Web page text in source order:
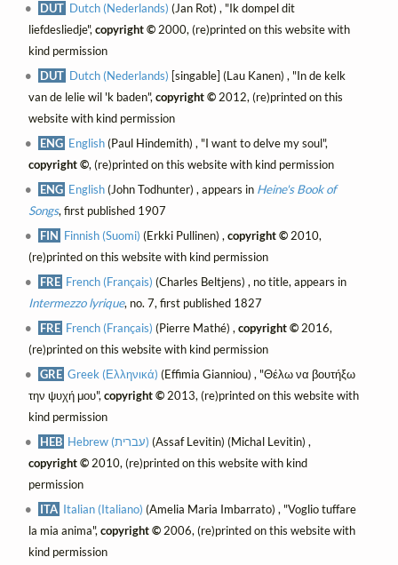
DUT Dutch (Nederlands) (Jan Rot) , "Ik dompel dit
liefdesliedje", copyright ©2000, (re)printed on this website with
kind permission
DUT Dutch (Nederlands) [singable] (Lau Kanen) , "In de kelk
van de lelie wil 'k baden", copyright ©2012, (re)printed on this
website with kind permission
ENG English(Paul Hindemith) , "I want to delve my soul",
copyright ©, (re)printed on this website with kind permission
ENG English(John Todhunter) , appears in Heine's Book of
Songs, first published 1907
FIN Finnish (Suomi) (Erkki Pullinen) ,copyright © 2010,
(re)printed on this website with kind permission
FRE French (Français) (Charles Beltjens) , no title, appears in
Intermezzo lyrique, no. 7, first published 1827
FRE French (Français) (Pierre Mathé) ,copyright © 2016,
(re)printed on this website with kind permission
GRE Greek (Ελληνικά) (Effimia Gianniou) , "Θέλω να βουτήξω
την ψυχή μου", copyright ©2013, (re)printed on this website with
kind permission
HEB
Hebrew (עברית) (Assaf Levitin) (Michal Levitin) ,
copyright ©2010, (re)printed on this website with kind
permission
ITA Italian (Italiano) (Amelia Maria Imbarrato) , "Voglio tuffare
la mia anima", copyright ©2006, (re)printed on this website with
kind permission